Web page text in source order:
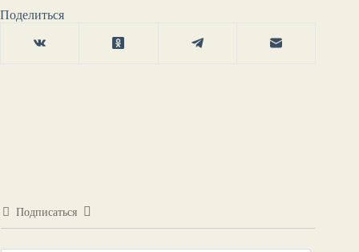
Поделиться
Подписаться